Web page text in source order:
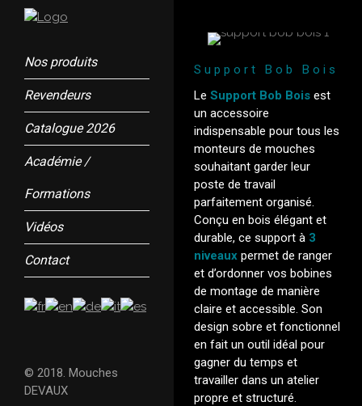
Nos produits
Revendeurs
Catalogue 2026
Académie /
Formations
Vidéos
Contact
© 2018. Mouches
DEVAUX
Support Bob Bois
Le Support Bob Bois est
un accessoire
indispensable pour tous les
monteurs de mouches
souhaitant garder leur
poste de travail
parfaitement organisé.
Conçu en bois élégant et
durable, ce support à 3
niveaux permet de ranger
et d’ordonner vos bobines
de montage de manière
claire et accessible. Son
design sobre et fonctionnel
en fait un outil idéal pour
gagner du temps et
travailler dans un atelier
propre et structuré.